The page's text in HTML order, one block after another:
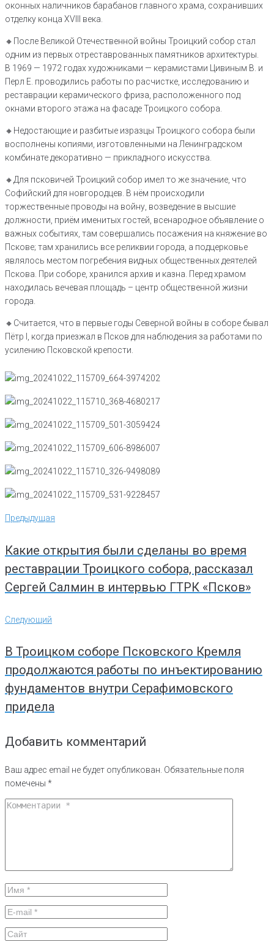
оконных наличников барабанов главного храма, сохранивших
отделку конца XVIII века.
🔸️После Великой Отечественной войны Троицкий собор стал
одним из первых отреставрованных памятников архитектуры.
В 1969 — 1972 годах художниками — керамистами Цивиным В. и
Перл Е. проводились работы по расчистке, исследованию и
реставрации керамического фриза, расположенного под
окнами второго этажа на фасаде Троицкого собора.
🔸️Недостающие и разбитые изразцы Троицкого собора были
восполнены копиями, изготовленными на Ленинградском
комбинате декоративно — прикладного искусства.
🔸️Для псковичей Троицкий собор имел то же значение, что
Софийский для новгородцев. В нём происходили
торжественные проводы на войну, возведение в высшие
должности, приём именитых гостей, всенародное объявление о
важных событиях, там совершались посажения на княжение во
Пскове; там хранились все реликвии города, а подцерковье
являлось местом погребения видных общественных деятелей
Пскова. При соборе, хранился архив и казна. Перед храмом
находилась вечевая площадь – центр общественной жизни
города.
🔸️Считается, что в первые годы Северной войны в соборе бывал
Пётр I, когда приезжал в Псков для наблюдения за работами по
усилению Псковской крепости.
Навигация
по
Предыдущая
Предыдущая
Какие открытия были сделаны во время
реставрации Троицкого собора, рассказал
Сергей Салмин в интервью ГТРК «Псков»
Следующий
Следующий
В Троицком соборе Псковского Кремля
продолжаются работы по инъектированию
фундаментов внутри Серафимовского
придела
Добавить комментарий
Ваш адрес email не будет опубликован. Обязательные поля
помечены *